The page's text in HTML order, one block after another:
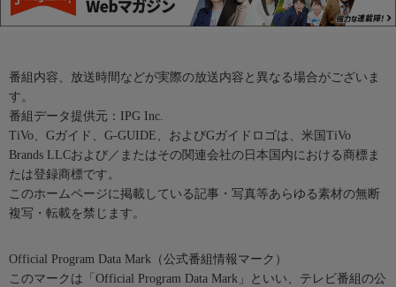
番組内容、放送時間などが実際の放送内容と異なる場合がございま
す。
番組データ提供元：IPG Inc.
TiVo、Gガイド、G-GUIDE、およびGガイドロゴは、米国TiVo
Brands LLCおよび／またはその関連会社の日本国内における商標ま
たは登録商標です。
このホームページに掲載している記事・写真等あらゆる素材の無断
複写・転載を禁じます。
Official Program Data Mark（公式番組情報マーク）
このマークは「Official Program Data Mark」といい、テレビ番組の公